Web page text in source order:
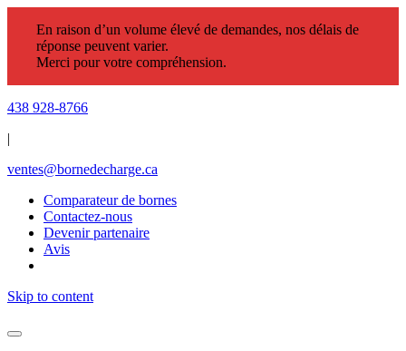
En raison d’un volume élevé de demandes, nos délais de
réponse peuvent varier.
Merci pour votre compréhension.
438 928-8766
|
ventes@bornedecharge.ca
Comparateur de bornes
Contactez-nous
Devenir partenaire
Avis
Skip to content